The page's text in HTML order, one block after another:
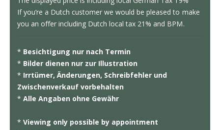
If you’re a Dutch customer we would be pleased to make
you an offer including Dutch local tax 21% and BPM.
* Besichtigung nur nach Termin
* Bilder dienen nur zur Illustration
* Irrtümer, Änderungen, Schreibfehler und
Zwischenverkauf vorbehalten
*Alle Angaben ohne Gewähr
*Viewing only possible by appointment